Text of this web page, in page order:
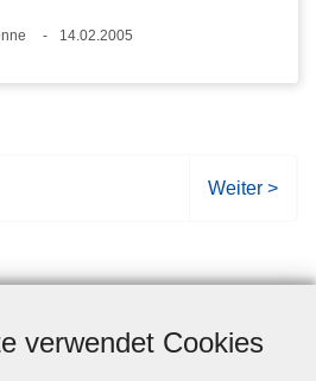
verwendet Cookies
14.02.2005
N
h
t
Weiter >